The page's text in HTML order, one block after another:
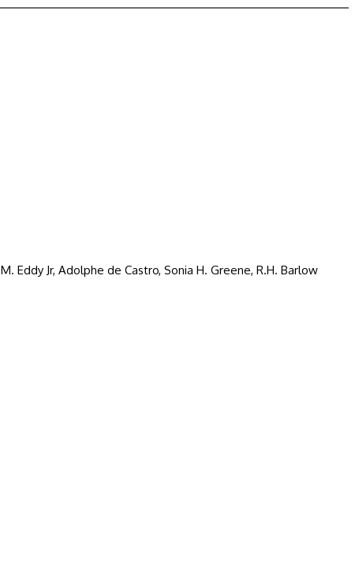
Eddy Jr, Adolphe de Castro, Sonia H. Greene, R.H. Barlow